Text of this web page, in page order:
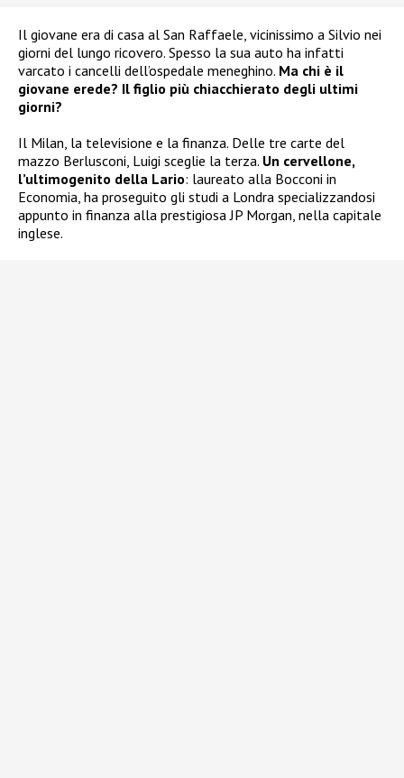
Il giovane era di casa al San Raffaele, vicinissimo a Silvio nei
giorni del lungo ricovero. Spesso la sua auto ha infatti
varcato i cancelli dell’ospedale meneghino. Ma chi è il
giovane erede? Il figlio più chiacchierato degli ultimi
giorni?
Il Milan, la televisione e la finanza. Delle tre carte del
mazzo Berlusconi, Luigi sceglie la terza. Un cervellone,
l’ultimogenito della Lario: laureato alla Bocconi in
Economia, ha proseguito gli studi a Londra specializzandosi
appunto in finanza alla prestigiosa JP Morgan, nella capitale
inglese.